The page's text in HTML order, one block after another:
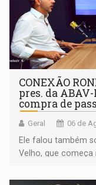
CONEXÃO
pres. da
compra de
Geral 06 de
Ele falou também
Velho, que começa